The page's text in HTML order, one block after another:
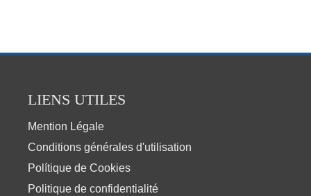
LIENS UTILES
Mention Légale
Conditions générales d'utilisation
Polítique de Cookies
Politique de confidentialité